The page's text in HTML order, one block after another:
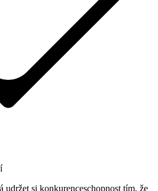
udržet si konkurenceschopnost tím, že